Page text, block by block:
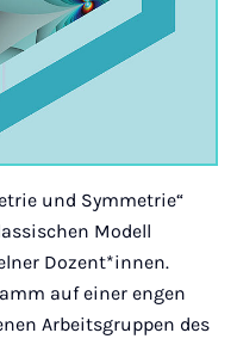
und Symmetrie“
Modell
Dozent*innen.
auf einer engen
Arbeitsgruppen des